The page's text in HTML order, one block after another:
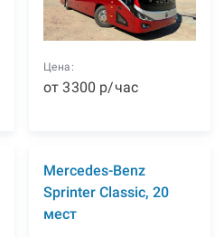
Цена:
от3300 р/час
Mercedes-Benz
Sprinter Classic, 20
мест